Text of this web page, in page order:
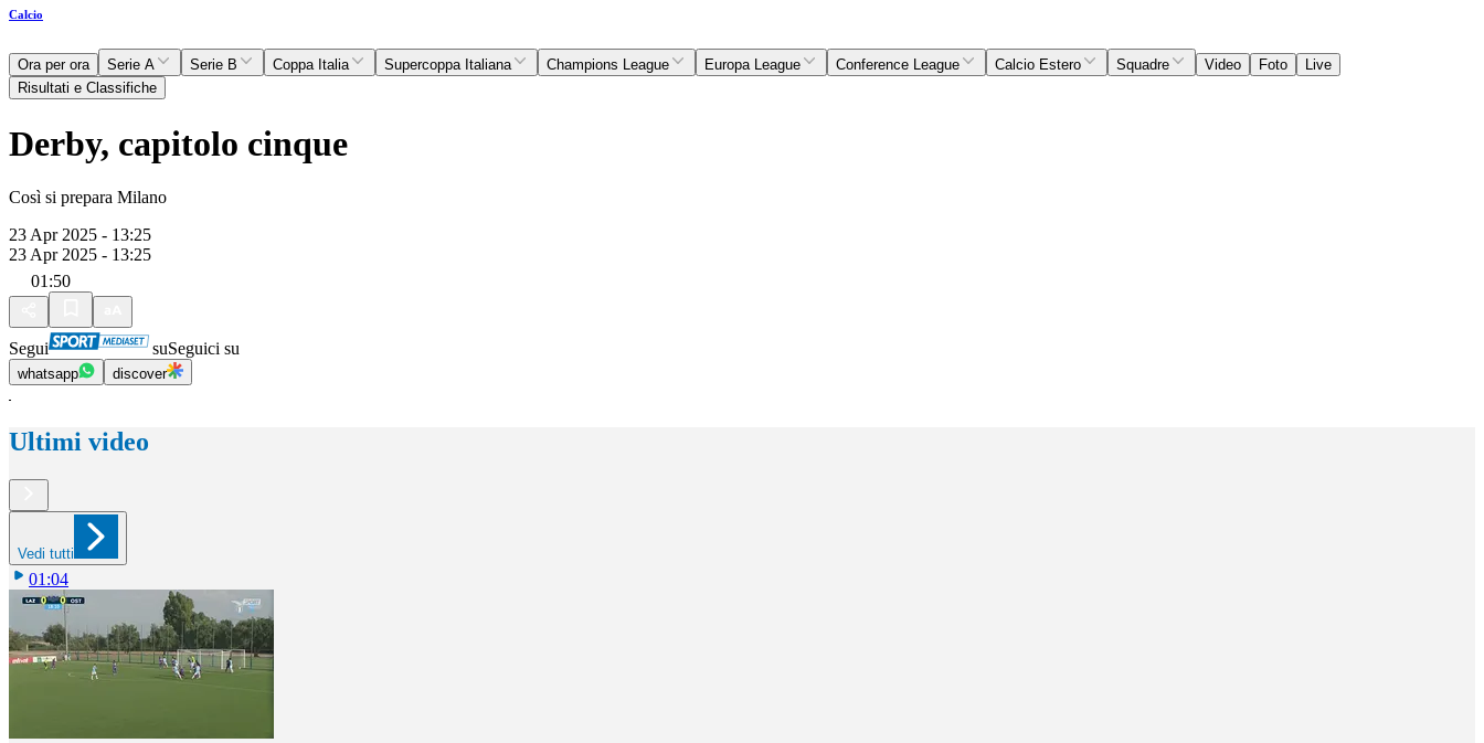
Calcio
Ora per ora Serie A Serie B Coppa Italia Supercoppa Italiana Champions League Europa League Conference League Calcio Estero Squadre Video Foto
Live
Risultati e Classifiche
Derby, capitolo cinque
Così si prepara Milano
23 Apr 2025 - 13:25
23 Apr 2025 - 13:25
01:50
Segui suSeguici su
whatsapp discover
Ultimi video
Vedi tutti
01:04